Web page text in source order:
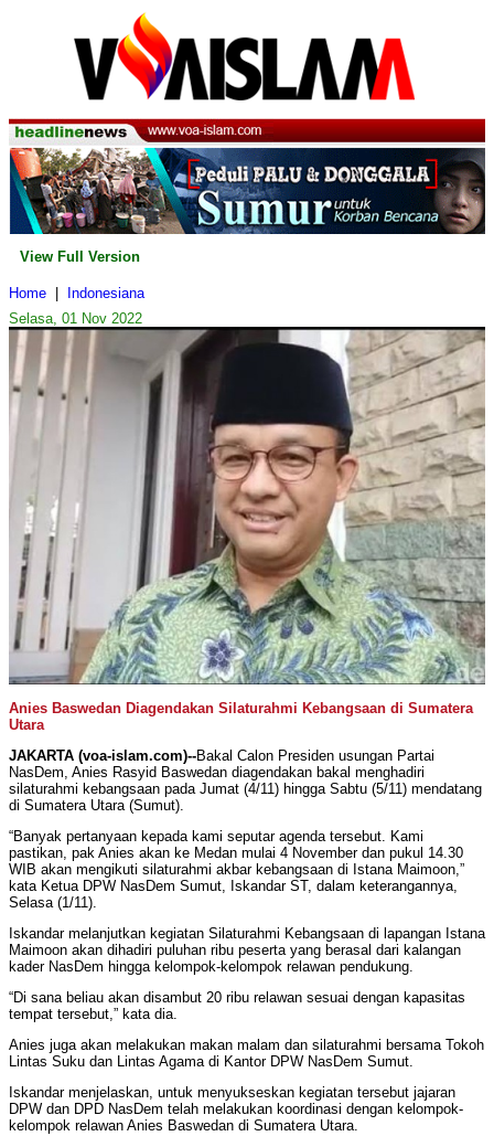
View Full Version
Home
Indonesiana
Selasa, 01 Nov 2022
Anies Baswedan Diagendakan Silaturahmi Kebangsaan di Sumatera
Utara
JAKARTA (voa-islam.com)--Bakal Calon Presiden usungan Partai
NasDem, Anies Rasyid Baswedan diagendakan bakal menghadiri
silaturahmi kebangsaan pada Jumat (4/11) hingga Sabtu (5/11) mendatang
di Sumatera Utara (Sumut).
“Banyak pertanyaan kepada kami seputar agenda tersebut. Kami
pastikan, pak Anies akan ke Medan mulai 4 November dan pukul 14.30
WIB akan mengikuti silaturahmi akbar kebangsaan di Istana Maimoon,”
kata Ketua DPW NasDem Sumut, Iskandar ST, dalam keterangannya,
Selasa (1/11).
Iskandar melanjutkan kegiatan Silaturahmi Kebangsaan di lapangan Istana
Maimoon akan dihadiri puluhan ribu peserta yang berasal dari kalangan
kader NasDem hingga kelompok-kelompok relawan pendukung.
“Di sana beliau akan disambut 20 ribu relawan sesuai dengan kapasitas
tempat tersebut,” kata dia.
Anies juga akan melakukan makan malam dan silaturahmi bersama Tokoh
Lintas Suku dan Lintas Agama di Kantor DPW NasDem Sumut.
Iskandar menjelaskan, untuk menyukseskan kegiatan tersebut jajaran
DPW dan DPD NasDem telah melakukan koordinasi dengan kelompok-
kelompok relawan Anies Baswedan di Sumatera Utara.